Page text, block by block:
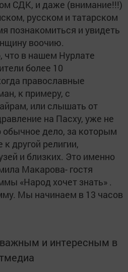
СДК, и даже (внимание!!!)
русском и татарском
познакомиться и увидеть
воочию.
что в нашем Нурлате
более 10
православные
к примеру, с
или слышать от
на Пасху, уже не
обычное дело, за которым
другой религии,
и близких. Это именно
Макарова- гостя
«Народ хочет знать» .
Мы начинаем в 13 часов
и интересным в